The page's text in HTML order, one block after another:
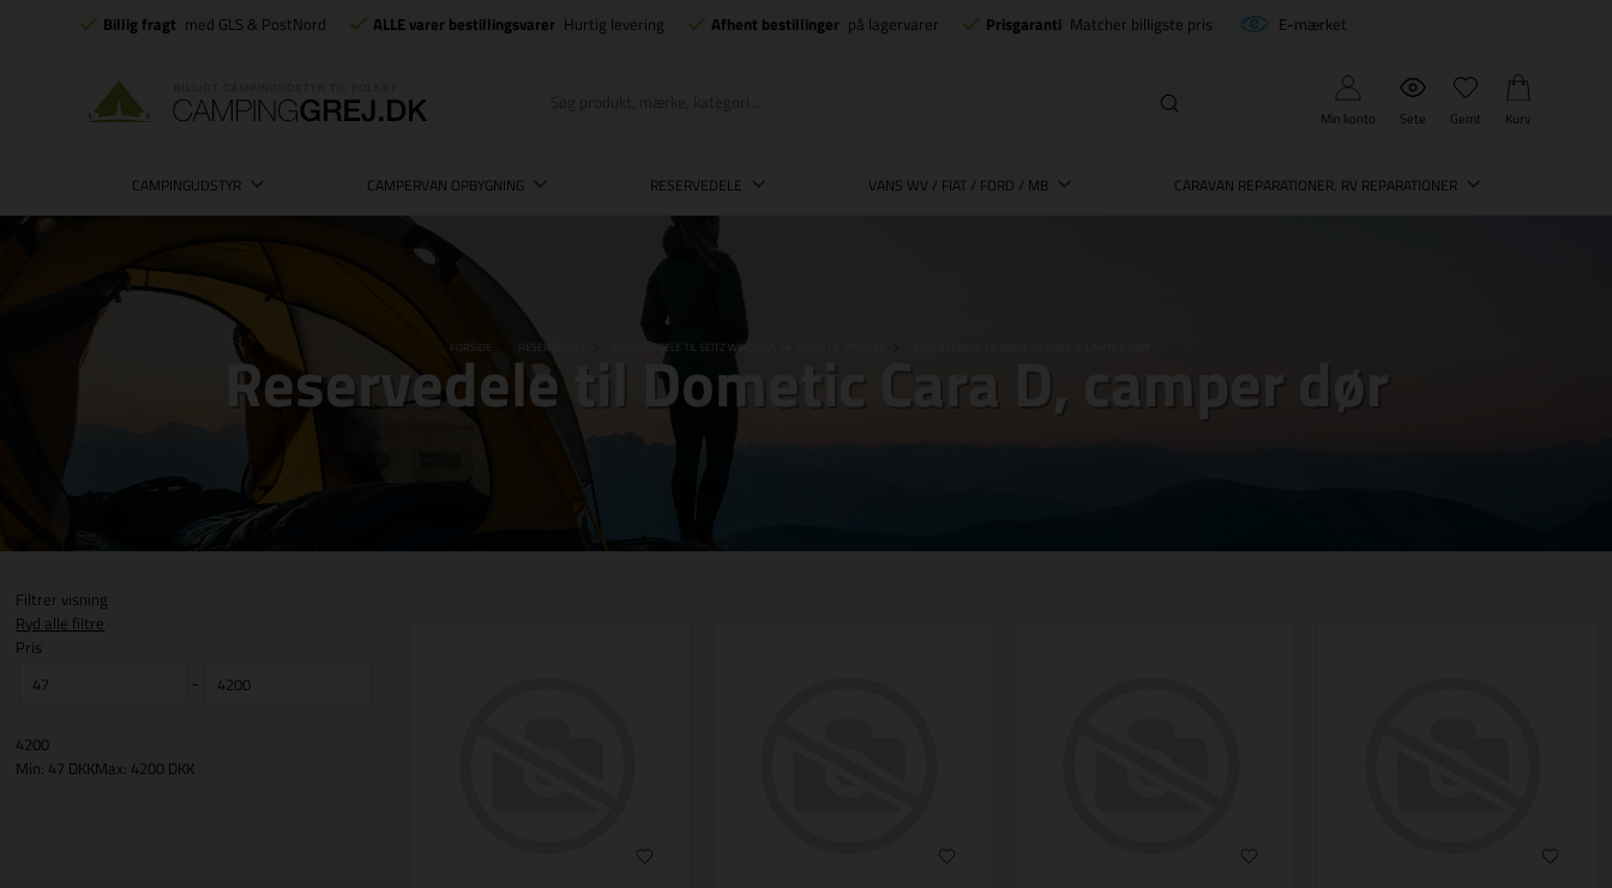
Billig fragt med GLS & PostNord ALLE varer bestillingsvarer Hurtig levering Afhent bestillinger på lagervarer Prisgaranti Matcher billigste pris E-mærket
Min konto Sete Gemt Kurv
CAMPINGUDSTYR CAMPERVAN OPBYGNING RESERVEDELE VANS WV / FIAT / FORD / MB CARAVAN REPARATIONER, RV REPARATIONER
FORSIDE RESERVEDELE RESERVEDELE TIL SEITZ WINDOWS S4, DOMETIC VINDUER
Reservedele til Dometic Cara D, camper dør
Filtrer visning
Ryd alle filtre
Pris
-
4200
Min: 47 DKKMax: 4200 DKK